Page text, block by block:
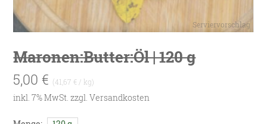
Maronen:Butter:Öl | 120 g
5,00 € (41,67 € / kg)
inkl. 7% MwSt. zzgl.Versandkosten